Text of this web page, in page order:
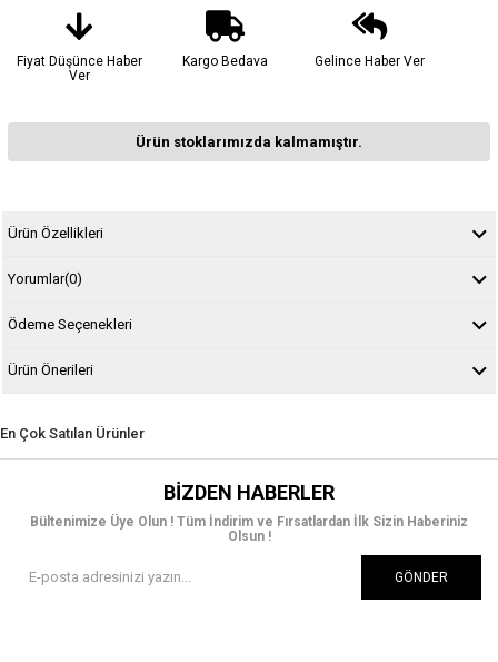
Fiyat Düşünce Haber
Ver
Kargo Bedava Gelince Haber Ver
Ürün stoklarımızda kalmamıştır.
Ürün Özellikleri
Yorumlar(0)
Ödeme Seçenekleri
Ürün Önerileri
En Çok Satılan Ürünler
BIZDEN HABERLER
Bültenimize Üye Olun ! Tüm İndirim ve Fırsatlardan İlk Sizin Haberiniz
Olsun !
GÖNDER